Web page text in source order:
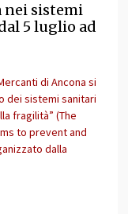
nei sistemi
5 luglio ad
di Ancona si
dei sistemi sanitari
fragilità” (The
to prevent and
dalla